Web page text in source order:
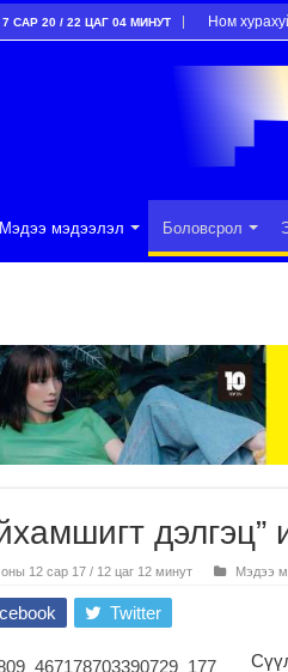
САР 20 / 22 ЦАГ 04 МИНУТ Ном
Мэдээ мэдээлэл Боловсрол
дэлгэц”
12 сар 17 / 12 цаг 12 минут Мэдээ
Twitter